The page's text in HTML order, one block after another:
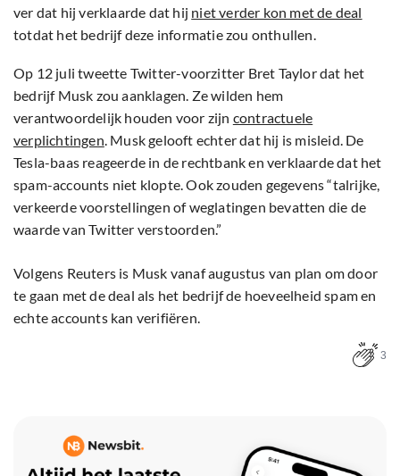
ver dat hij verklaarde dat hij niet verder kon met de deal
totdat het bedrijf deze informatie zou onthullen.
Op 12 juli tweette Twitter-voorzitter Bret Taylor dat het
bedrijf Musk zou aanklagen. Ze wilden hem
verantwoordelijk houden voor zijn contractuele
verplichtingen. Musk gelooft echter dat hij is misleid. De
Tesla-baas reageerde in de rechtbank en verklaarde dat het
spam-accounts niet klopte. Ook zouden gegevens “talrijke,
verkeerde voorstellingen of weglatingen bevatten die de
waarde van Twitter verstoorden.”
Volgens Reuters is Musk vanaf augustus van plan om door
te gaan met de deal als het bedrijf de hoeveelheid spam en
echte accounts kan verifiëren.
3